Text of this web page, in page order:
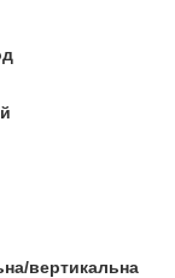
вертикальна